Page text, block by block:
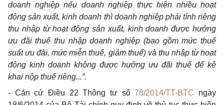
doanh nghiệp nếu doanh nghiệp thực hiện nhiều hoạt
động sản xuất, kinh doanh thì doanh nghiệp phải tính riêng
thu nhập từ hoạt động sản xuất, kinh doanh được hưởng
ưu đãi thuế thu nhập doanh nghiệp (bao gồm mức thuế
suất ưu đãi, mức miễn thuế, giảm thuế) và thu nhập từ hoạt
động kinh doanh không được hưởng ưu đãi thuế để kê
khai nộp thuế riêng...”.
- Căn cứ Điều 22 Thông tư số78/2014/TT-BTC ngày